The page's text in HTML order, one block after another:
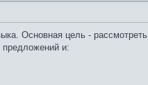
Основная цель -
предложений и: